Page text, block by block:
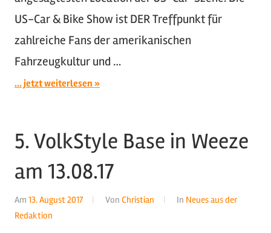
US-Car & Bike Show ist DER Treffpunkt für
zahlreiche Fans der amerikanischen
Fahrzeugkultur und …
... jetzt weiterlesen
5. VolkStyle Base in Weeze
am 13.08.17
Am 13. August 2017 Von Christian In Neues aus der
Redaktion